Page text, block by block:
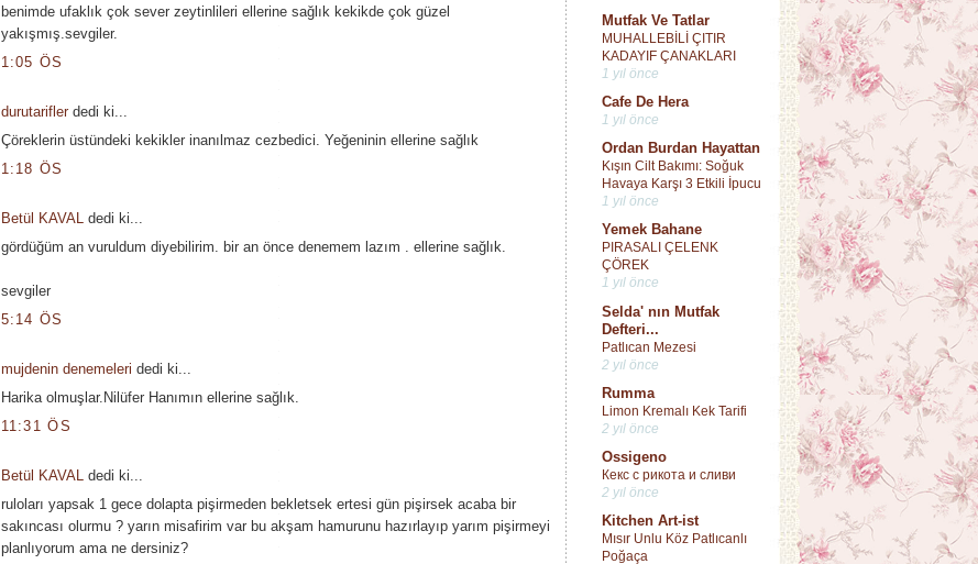
Mutfak Ve Tatlar
MUHALLEBİLİ ÇITIR
KADAYIF ÇANAKLARI
1 yıl önce
Cafe De Hera
1 yıl önce
Ordan Burdan Hayattan
Kışın Cilt Bakımı: Soğuk
Havaya Karşı 3 Etkili İpucu
1 yıl önce
Yemek Bahane
PIRASALI ÇELENK
ÇÖREK
1 yıl önce
Selda' nın Mutfak
Defteri...
Patlıcan Mezesi
2 yıl önce
Rumma
Limon Kremalı Kek Tarifi
2 yıl önce
Ossigeno
Кекс с рикота и сливи
2 yıl önce
Kitchen Art-ist
Mısır Unlu Köz Patlıcanlı
Poğaça
benimde ufaklık çok sever zeytinlileri ellerine sağlık kekikde çok güzel
yakışmış.sevgiler.
1:05 ÖS
durutariflerdedi ki...
Çöreklerin üstündeki kekikler inanılmaz cezbedici. Yeğeninin ellerine sağlık
1:18 ÖS
Betül KAVAL
dedi ki...
gördüğüm an vuruldum diyebilirim. bir an önce denemem lazım . ellerine sağlık.
sevgiler
5:14 ÖS
mujdenin denemeleri dedi ki...
Harika olmuşlar.Nilüfer Hanımın ellerine sağlık.
11:31 ÖS
Betül KAVAL
dedi ki...
ruloları yapsak 1 gece dolapta pişirmeden bekletsek ertesi gün pişirsek acaba bir
sakıncası olurmu ? yarın misafirim var bu akşam hamurunu hazırlayıp yarım pişirmeyi
planlıyorum ama ne dersiniz?